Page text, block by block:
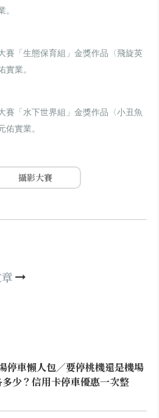
賽「生態保育組」金獎作品〈飛旋英
業。
賽「水下世界組」金獎作品〈小丑魚
實業。
攝影大賽
停車懶人包／要停桃機還是機場
少？信用卡停車優惠一次整